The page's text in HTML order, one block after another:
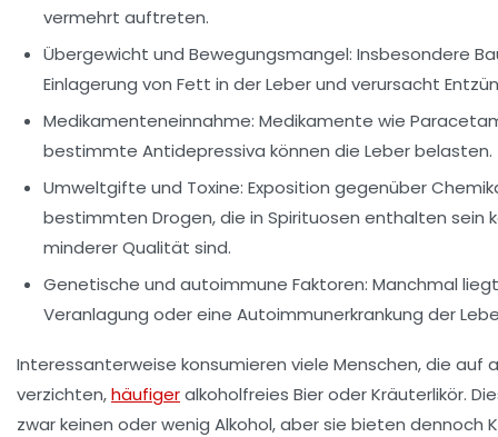
vermehrt auftreten.
Übergewicht und Bewegungsmangel: Insbesondere
Einlagerung von Fett in der Leber und verursacht
Medikamenteneinnahme: Medikamente wie
bestimmte Antidepressiva können die Leber belasten.
Umweltgifte und Toxine: Exposition gegenüber
bestimmten Drogen, die in Spirituosen enthalten sein
minderer Qualität sind.
Genetische und autoimmune Faktoren: Manchmal
Veranlagung oder eine Autoimmunerkrankung der
Interessanterweise konsumieren viele Menschen, die auf
verzichten,häufigeralkoholfreies Bier oder Kräuterlikör.
zwar keinen oder wenig Alkohol, aber sie bieten dennoch